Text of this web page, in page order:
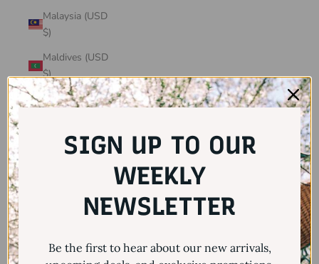
Malaysia (USD
$)
Maldives (USD
$)
Mali (USD $)
Martinique
$)
SIGN UP TO OUR
WEEKLY
NEWSLETTER
Be the first to hear about our new arrivals,